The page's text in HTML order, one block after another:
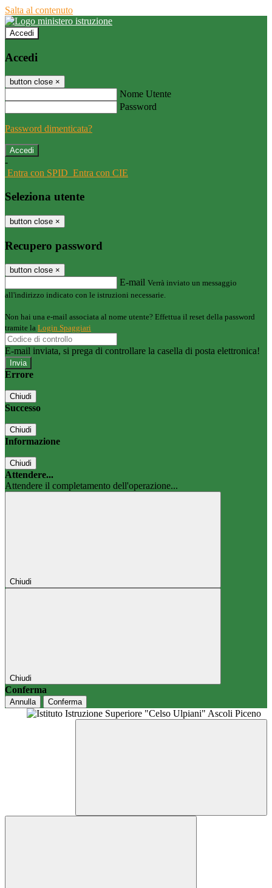
Salta al contenuto
Accedi
Accedi
button close ×
Nome Utente
Password
Password dimenticata?
-
Entra con SPID Entra con CIE
Seleziona utente
button close ×
Recupero password
button close ×
E-mail Verrà inviato un messaggio
all'indirizzo indicato con le istruzioni necessarie.
Non hai una e-mail associata al nome utente? Effettua il reset della password
tramite la Login Spaggiari
E-mail inviata, si prega di controllare la casella di posta elettronica!
Errore
Chiudi
Successo
Chiudi
Informazione
Chiudi
Attendere...
Attendere il completamento dell'operazione...
Chiudi
Chiudi
Conferma
Annulla Conferma